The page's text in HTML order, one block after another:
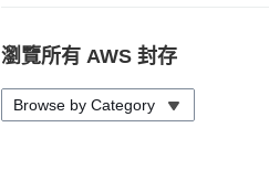
瀏覽所有 AWS 封存
Browse by Category